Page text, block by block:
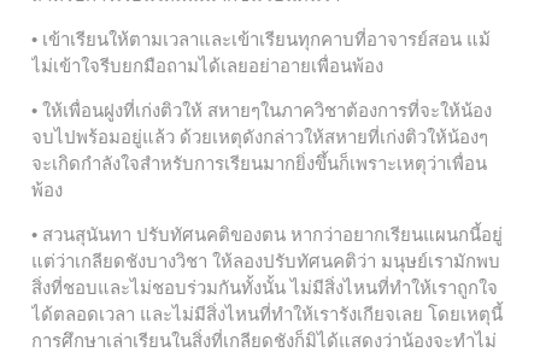
• เข้าเรียนให้ตามเวลาและเข้าเรียนทุกคาบที่อาจารย์สอน แม้
ไม่เข้าใจรีบยกมือถามได้เลยอย่าอายเพื่อนพ้อง
• ให้เพื่อนฝูงที่เก่งติวให้ สหายๆในภาควิชาต้องการที่จะให้น้อง
จบไปพร้อมอยู่แล้ว ด้วยเหตุดังกล่าวให้สหายที่เก่งติวให้น้องๆ
จะเกิดกำลังใจสำหรับการเรียนมากยิ่งขึ้นก็เพราะเหตุว่าเพื่อน
พ้อง
• สวนสุนันทา ปรับทัศนคติของตน หากว่าอยากเรียนแผนกนี้อยู่
แต่ว่าเกลียดชังบางวิชา ให้ลองปรับทัศนคติว่า มนุษย์เรามักพบ
สิ่งที่ชอบและไม่ชอบร่วมกันทั้งนั้น ไม่มีสิ่งไหนที่ทำให้เราถูกใจ
ได้ตลอดเวลา และไม่มีสิ่งไหนที่ทำให้เรารังเกียจเลย โดยเหตุนี้
การศึกษาเล่าเรียนในสิ่งที่เกลียดชังก็มิได้แสดงว่าน้องจะทำไม่